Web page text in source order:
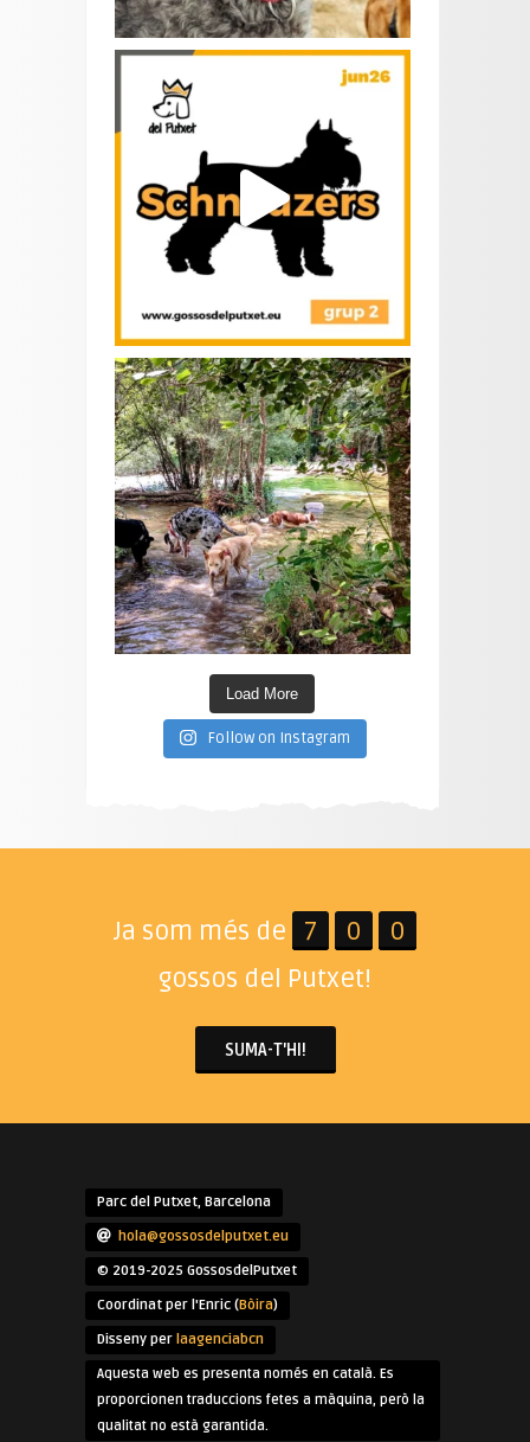
Load More
Follow on Instagram
Ja som més de 7 0
0
gossos del Putxet!
SUMA-T'HI!
Parc del Putxet, Barcelona
hola@gossosdelputxet.eu
© 2019-2025 GossosdelPutxet
Coordinat per l'Enric (Bòira)
Disseny per laagenciabcn
Aquesta web es presenta només en català. Es
proporcionen traduccions fetes a màquina, però la
qualitat no està garantida.